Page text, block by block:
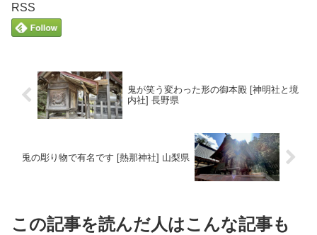
RSS
鬼が笑う変わった形の御本殿 [神明社と境
内社] 長野県
兎の彫り物で有名です [熱那神社] 山梨県
この記事を読んだ人はこんな記事も